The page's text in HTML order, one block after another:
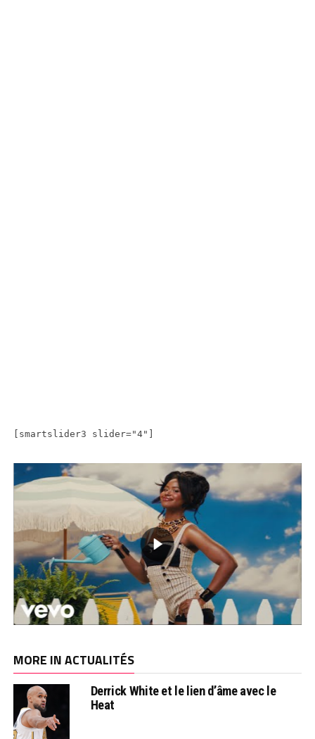
[smartslider3 slider="4"]
MORE IN ACTUALITÉS
Derrick White et le lien d’âme avec le
Heat